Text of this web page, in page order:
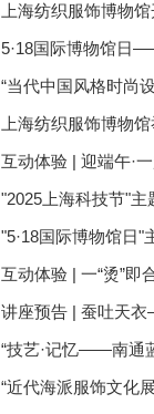
上海纺织服饰博物
5·18国际博物馆日
“当代中国风格时尚
上海纺织服饰博物
互动体验 | 迎端午·
"2025上海科技节"
"5·18国际博物馆日
互动体验 | 一“烫”
讲座预告 | 蚕吐天
“技艺·记忆——南通
“近代海派服饰文化